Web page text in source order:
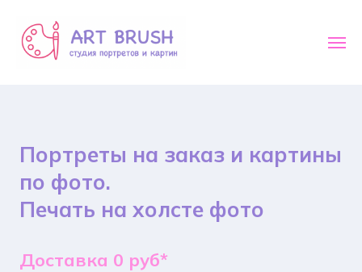
Портреты на заказ и картины
по фото.
Печать на холсте фото
Доставка 0 руб*